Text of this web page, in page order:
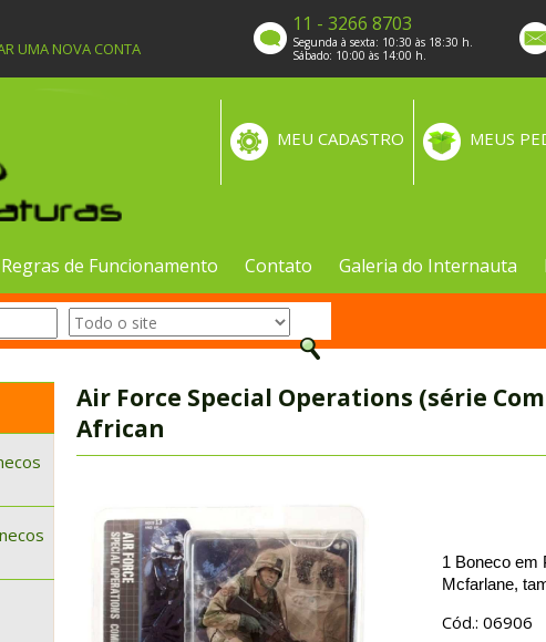
UMA NOVA CONTA
11 - 3266 8703
Segunda à sexta: 10:30 às 18:30 h.
Sábado: 10:00 às 14:00 h.
MEUS
MEU CADASTRO
Regras de Funcionamento Contato Galeria do Internauta
Air Force Special Operations (série
African
1 Boneco em
Mcfarlane,
Cód.: 06906